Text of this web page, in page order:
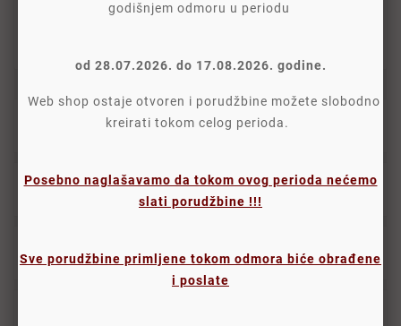
Opis
Detalji
Oznake
godišnjem odmoru u periodu
od 28.07.2026. do 17.08.2026. godine.
Web shop ostaje otvoren i porudžbine možete slobodno
kreirati tokom celog perioda.
Posebno naglašavamo da tokom ovog perioda nećemo
slati porudžbine !!!
Sve porudžbine primljene tokom odmora biće obrađene
i poslate